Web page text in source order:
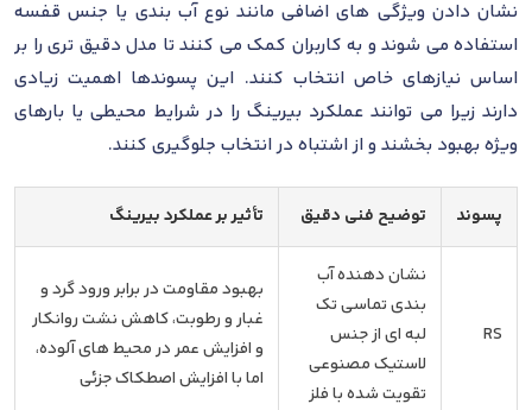
نشان دادن ویژگی های اضافی مانند نوع آب بندی یا جنس قفسه
استفاده می شوند و به کاربران کمک می کنند تا مدل دقیق تری را بر
اساس نیازهای خاص انتخاب کنند. این پسوندها اهمیت زیادی
دارند زیرا می توانند عملکرد بیرینگ را در شرایط محیطی یا بارهای
ویژه بهبود بخشند و از اشتباه در انتخاب جلوگیری کنند.
پسوند توضیح فنی دقیق تأثیر بر عملکرد بیرینگ
RS
نشان دهنده آب
بندی تماسی تک
لبه ای از جنس
لاستیک مصنوعی
تقویت شده با فلز
بهبود مقاومت در برابر ورود گرد و
غبار و رطوبت، کاهش نشت روانکار
و افزایش عمر در محیط های آلوده،
اما با افزایش اصطکاک جزئی